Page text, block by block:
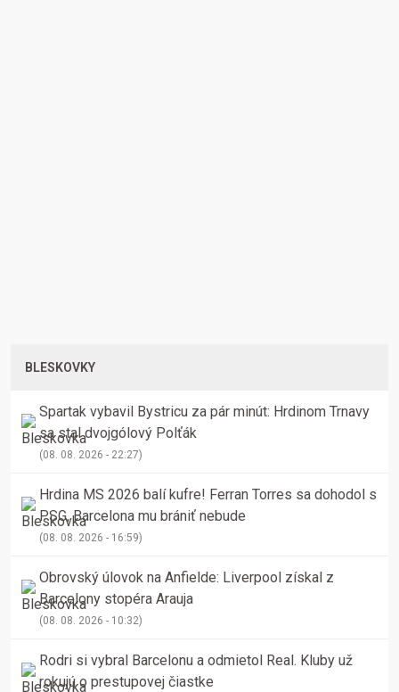
BLESKOVKY
Spartak vybavil Bystricu za pár minút: Hrdinom Trnavy
sa stal dvojgólový Polťák
(08. 08. 2026 - 22:27)
Hrdina MS 2026 balí kufre! Ferran Torres sa dohodol s
PSG, Barcelona mu brániť nebude
(08. 08. 2026 - 16:59)
Obrovský úlovok na Anfielde: Liverpool získal z
Barcelony stopéra Arauja
(08. 08. 2026 - 10:32)
Rodri si vybral Barcelonu a odmietol Real. Kluby už
rokujú o prestupovej čiastke